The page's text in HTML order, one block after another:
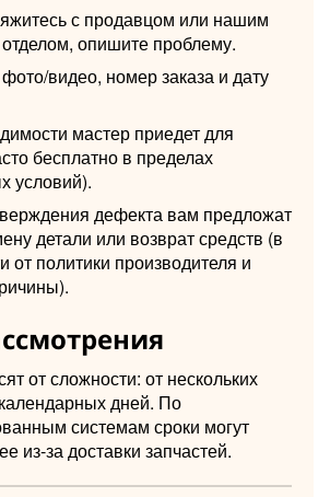
с продавцом или нашим
опишите проблему.
видео, номер заказа и дату
мастер приедет для
бесплатно в пределах
условий).
дефекта вам предложат
детали или возврат средств (в
от политики производителя и
от сложности: от нескольких
дней. По
системам сроки могут
из‑за доставки запчастей.